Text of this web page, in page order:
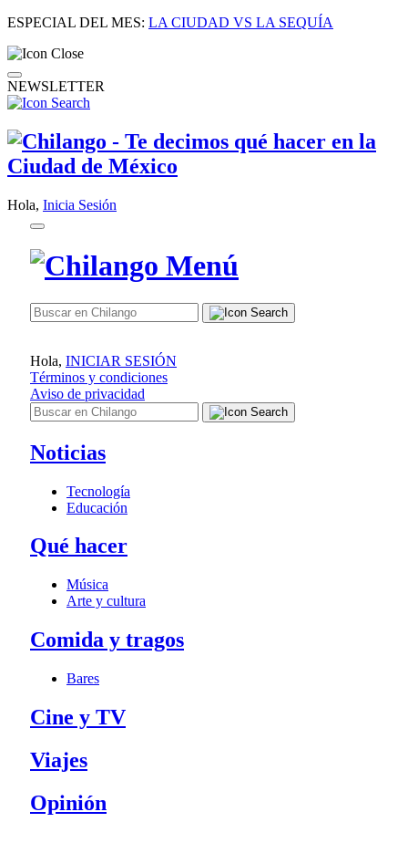
ESPECIAL DEL MES: LA CIUDAD VS LA SEQUÍA
NEWSLETTER
Hola, Inicia Sesión
Hola, INICIAR SESIÓN
Términos y condiciones
Aviso de privacidad
Noticias
Tecnología
Educación
Qué hacer
Música
Arte y cultura
Comida y tragos
Bares
Cine y TV
Viajes
Opinión